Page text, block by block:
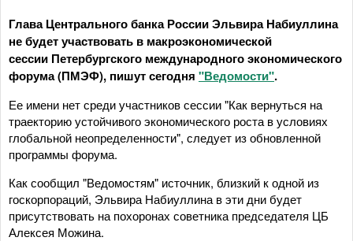
Глава Центрального банка России Эльвира Набиуллина
не будет участвовать в макроэкономической
сессии Петербургского международного экономического
форума (ПМЭФ), пишут сегодня "Ведомости".
Ее имени нет среди участников сессии "Как вернуться на
траекторию устойчивого экономического роста в условиях
глобальной неопределенности", следует из обновленной
программы форума.
Как сообщил "Ведомостям" источник, близкий к одной из
госкорпораций, Эльвира Набиуллина в эти дни будет
присутствовать на похоронах советника председателя ЦБ
Алексея Можина.